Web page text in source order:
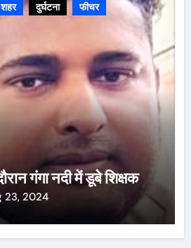
दुर्घटना फीचर
गंगा नदी में डूबे शिक्षक
23, 2024